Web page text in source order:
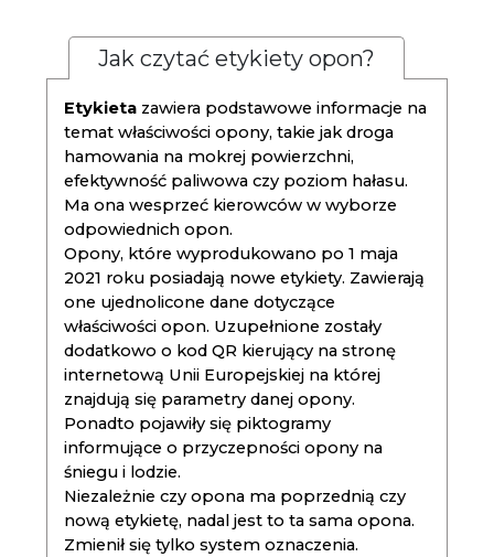
Jak czytać etykiety opon?
Etykieta zawiera podstawowe informacje na
temat właściwości opony, takie jak droga
hamowania na mokrej powierzchni,
efektywność paliwowa czy poziom hałasu.
Ma ona wesprzeć kierowców w wyborze
odpowiednich opon.
Opony, które wyprodukowano po 1 maja
2021 roku posiadają nowe etykiety. Zawierają
one ujednolicone dane dotyczące
właściwości opon. Uzupełnione zostały
dodatkowo o kod QR kierujący na stronę
internetową Unii Europejskiej na której
znajdują się parametry danej opony.
Ponadto pojawiły się piktogramy
informujące o przyczepności opony na
śniegu i lodzie.
Niezależnie czy opona ma poprzednią czy
nową etykietę, nadal jest to ta sama opona.
Zmienił się tylko system oznaczenia.